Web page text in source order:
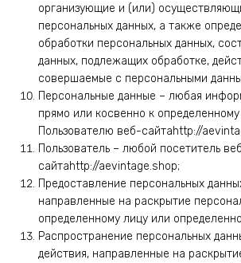
организующие и (или)
персональных данных, а также
обработки персональных данных,
данных, подлежащих обработке,
совершаемые с персональными
Персональные данные – любая
прямо или косвенно к
Пользователю веб-сайтаhttp://
Пользователь – любой посетитель
сайтаhttp://aevintage.shop;
Предоставление персональных
направленные на раскрытие
определенному лицу или
Распространение персональных
действия, направленные на